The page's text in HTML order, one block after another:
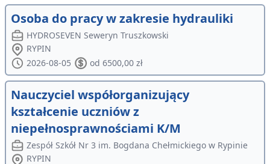
Osoba do pracy w zakresie hydrauliki
HYDROSEVEN Seweryn Truszkowski
RYPIN
2026-08-05
od 6500,00 zł
Nauczyciel współorganizujący
kształcenie uczniów z
niepełnosprawnościami K/M
Zespół Szkół Nr 3 im. Bogdana Chełmickiego w Rypinie
RYPIN